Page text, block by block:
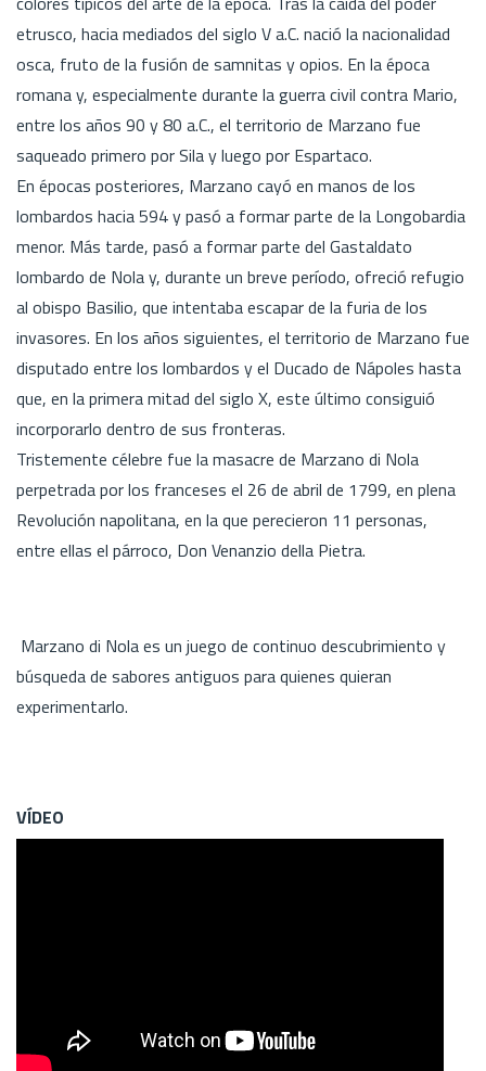
etrusco, hacia mediados del siglo V a.C. nació la nacionalidad
osca, fruto de la fusión de samnitas y opios. En la época
romana y, especialmente durante la guerra civil contra Mario,
entre los años 90 y 80 a.C., el territorio de Marzano fue
saqueado primero por Sila y luego por Espartaco.
En épocas posteriores, Marzano cayó en manos de los
lombardos hacia 594 y pasó a formar parte de la Longobardia
menor. Más tarde, pasó a formar parte del Gastaldato
lombardo de Nola y, durante un breve período, ofreció refugio
al obispo Basilio, que intentaba escapar de la furia de los
invasores. En los años siguientes, el territorio de Marzano fue
disputado entre los lombardos y el Ducado de Nápoles hasta
que, en la primera mitad del siglo X, este último consiguió
incorporarlo dentro de sus fronteras.
Tristemente célebre fue la masacre de Marzano di Nola
perpetrada por los franceses el 26 de abril de 1799, en plena
Revolución napolitana, en la que perecieron 11 personas,
entre ellas el párroco, Don Venanzio della Pietra.
Marzano di Nola es un juego de continuo descubrimiento y
búsqueda de sabores antiguos para quienes quieran
experimentarlo.
VÍDEO